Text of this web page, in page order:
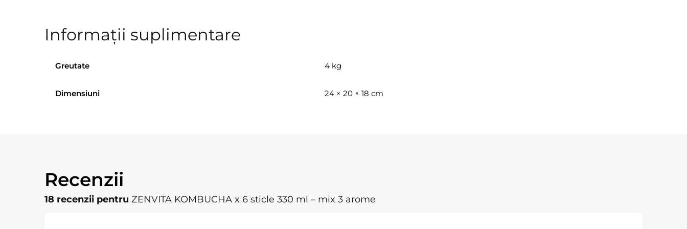
Informații suplimentare
Greutate 4 kg
Dimensiuni 24 × 20 × 18 cm
Recenzii
18 recenzii pentruZENVITA KOMBUCHA x 6 sticle 330 ml – mix 3 arome